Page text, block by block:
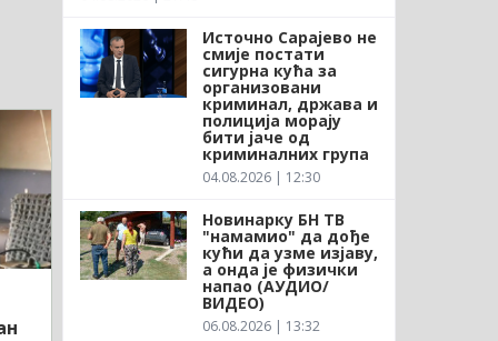
Источно Сарајево не
смије постати
сигурна кућа за
организовани
криминал, држава и
полиција морају
бити јаче од
криминалних група
04.08.2026 | 12:30
Новинарку БН ТВ
"намамио" да дође
кући да узме изјаву,
а онда је физички
напао (АУДИО/
ВИДЕО)
06.08.2026 | 13:32